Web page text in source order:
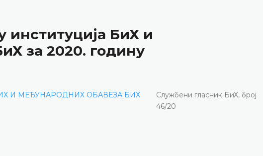
институција БиХ и
за 2020. годину
И МЕЂУНАРОДНИХ ОБАВЕЗА БИХ
Службени гласник БиХ, број
46/20